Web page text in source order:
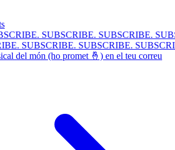
SUBSCRIBE.SUBSCRIBE.
SUBSCRIBE.SUBSCRIBE.
del món (ho promet 🤞) en el teu correu